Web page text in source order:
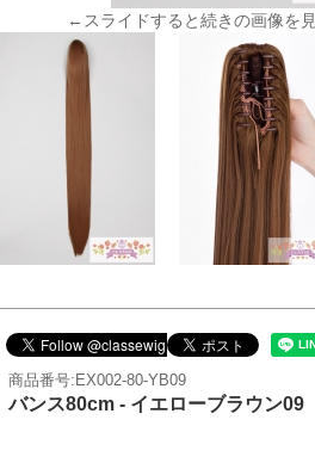
←スライドすると続きの画像を
商品番号:EX002-80-YB09
バンス80cm - イエローブラウン09